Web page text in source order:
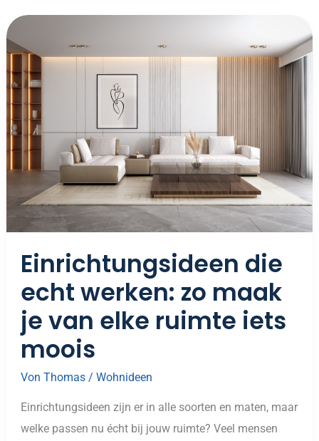
Einrichtungsideen die
echt werken: zo maak
je van elke ruimte iets
moois
Von Thomas / Wohnideen
Einrichtungsideen zijn er in alle soorten en maten, maar
welke passen nu écht bij jouw ruimte? Veel mensen
Werken:
Maak
Je
Van
Elke
Ruimte
Iets
Moois